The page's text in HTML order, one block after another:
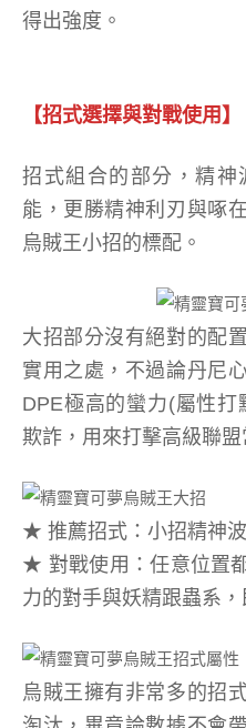
得出強度。
【招式選擇與對戰使用】
招式組合的部分，精神
能，更勝精神利刃與啄
烏賊王小招的標配。
大招部分沒有絕對的配
實用之處，不過論丹尼
DPE極高的蠻力(屬性
欺詐，用來打擊高級聯
★ 推薦招式：小招精神
★ 對戰使用：任意位置
力的對手與妖精跟蟲系
烏賊王擁有非常多的招